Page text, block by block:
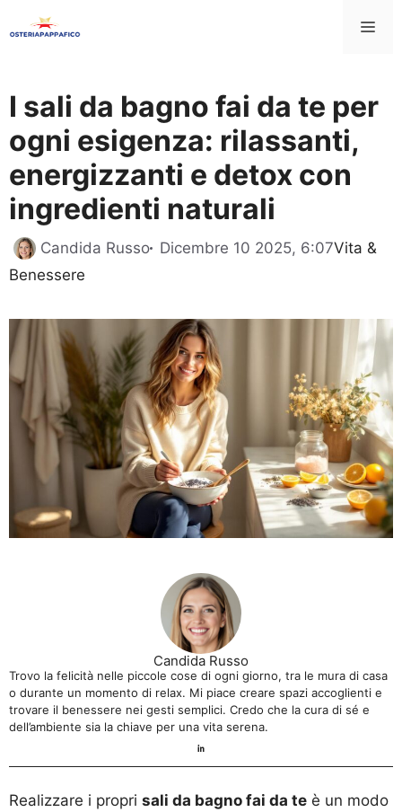
al
I sali da bagno fai da te per
ogni esigenza: rilassanti,
energizzanti e detox con
ingredienti naturali
Candida Russo Dicembre 10 2025, 6:07Categorie
Vita &
Benessere
Candida Russo
Trovo la felicità nelle piccole cose di ogni giorno, tra le mura di casa
o durante un momento di relax. Mi piace creare spazi accoglienti e
trovare il benessere nei gesti semplici. Credo che la cura di sé e
dell’ambiente sia la chiave per una vita serena.
Realizzare i propri sali da bagno fai da te è un modo